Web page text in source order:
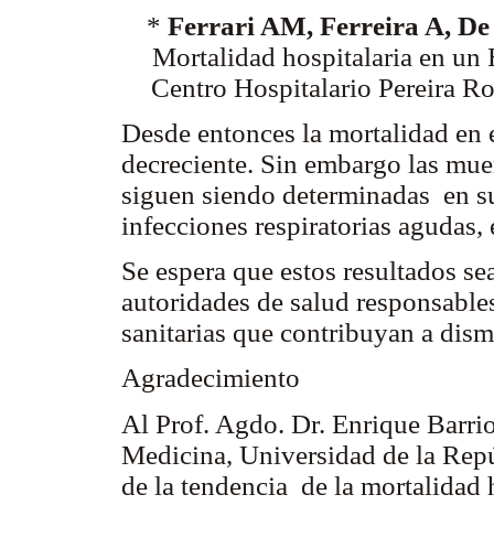
* Ferrari AM, Ferreira A,
Mortalidad hospitalaria en un
Centro Hospitalario Pereira
Desde entonces la mortalidad
decreciente. Sin embargo las
siguen siendo determinadas en
infecciones respiratorias
Se espera que estos resultados
autoridades de salud
sanitarias que contribuyan a
Agradecimiento
Al Prof. Agdo. Dr. Enrique
Medicina, Universidad de la
de la tendencia de la mortalidad